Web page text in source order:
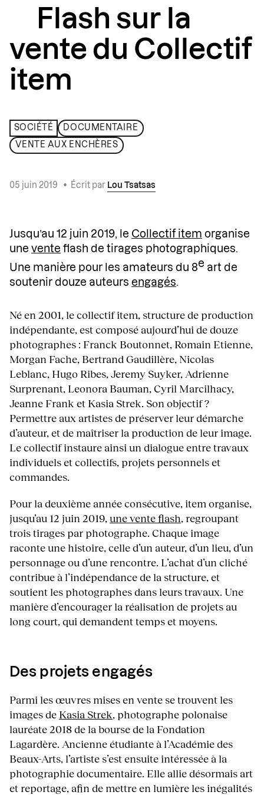
Flash sur la
vente du Collectif
item
SOCIÉTÉ DOCUMENTAIRE
VENTE AUX ENCHÈRES
05 juin 2019 • Écrit par Lou Tsatsas
Jusqu’au 12 juin 2019, le Collectif item organise
une vente flash de tirages photographiques.
Une manière pour les amateurs du 8e art de
soutenir douze auteurs engagés.
Né en 2001, le collectif item, structure de production
indépendante, est composé aujourd’hui de douze
photographes : Franck Boutonnet, Romain Etienne,
Morgan Fache, Bertrand Gaudillère, Nicolas
Leblanc, Hugo Ribes, Jeremy Suyker, Adrienne
Surprenant, Leonora Bauman, Cyril Marcilhacy,
Jeanne Frank et Kasia Strek. Son objectif ?
Permettre aux artistes de préserver leur démarche
d’auteur, et de maîtriser la production de leur image.
Le collectif instaure ainsi un dialogue entre travaux
individuels et collectifs, projets personnels et
commandes.
Pour la deuxième année consécutive, item organise,
jusqu’au 12 juin 2019,une vente flash, regroupant
trois tirages par photographe. Chaque image
raconte une histoire, celle d’un auteur, d’un lieu, d’un
personnage ou d’une rencontre. L’achat d’un cliché
contribue à l’indépendance de la structure, et
soutient les photographes dans leurs travaux. Une
manière d’encourager la réalisation de projets au
long court, qui demandent temps et moyens.
Des projets engagés
Parmi les œuvres mises en vente se trouvent les
images de Kasia Strek, photographe polonaise
lauréate 2018 de la bourse de la Fondation
Lagardère. Ancienne étudiante à l’Académie des
Beaux-Arts, l’artiste s’est ensuite intéressée à la
photographie documentaire. Elle allie désormais art
et reportage, afin de mettre en lumière les inégalités